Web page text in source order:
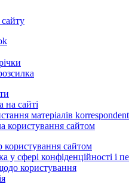
на сайті
матеріалів
користування сайтом
користування сайтом
у сфері конфіденційності і
користування